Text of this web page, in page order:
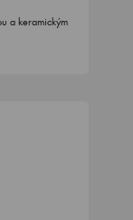
a keramickým